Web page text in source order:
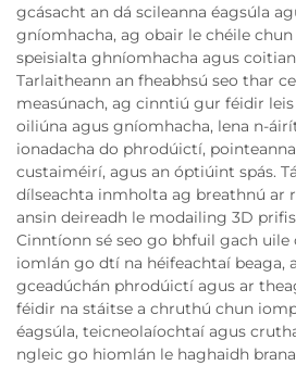
gcásacht an dá scileanna éagsúla
gníomhacha, ag obair le chéile
speisialta ghníomhacha agus
Tarlaitheann an fheabhsú seo thar
measúnach, ag cinntiú gur féidir
oiliúna agus gníomhacha, lena n-
ionadacha do phrodúictí,
custaiméirí, agus an óptiúint spás.
dílseachta inmholta ag breathnú ar
ansin deireadh le modailing 3D
Cinntíonn sé seo go bhfuil gach
iomlán go dtí na héifeachtaí beaga,
gceadúchán phrodúictí agus ar
féidir na stáitse a chruthú chun
éagsúla, teicneolaíochtaí agus
ngleic go hiomlán le haghaidh